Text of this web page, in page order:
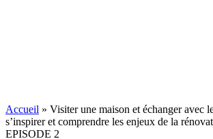
Accueil » Visiter une maison et échanger avec
s’inspirer et comprendre les enjeux de la
EPISODE 2